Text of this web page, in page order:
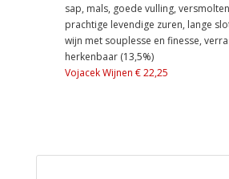
sap, mals, goede vulling,
prachtige levendige zuren, lange
wijn met souplesse en finesse,
herkenbaar (13,5%)
Vojacek Wijnen € 22,25